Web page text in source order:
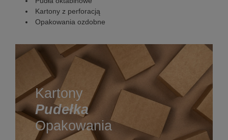
Kartony z perforacją
Opakowania ozdobne
Kartony
Pudełka
Opakowania